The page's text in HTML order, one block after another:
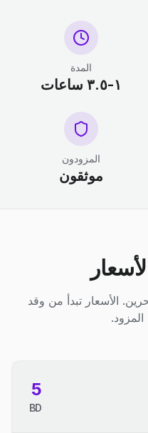
المدة
١-٣.٥ ساعات
المزودون
موثقون
الأسعار تبدأ من وقد
5
BD